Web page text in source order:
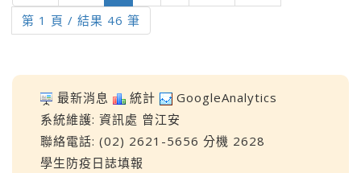
第 1 頁 / 結果 46 筆
最新消息 統計
GoogleAnalytics
系統維護: 資訊處 曾江安
聯絡電話: (02) 2621-5656 分機 2628
學生防疫日誌填報